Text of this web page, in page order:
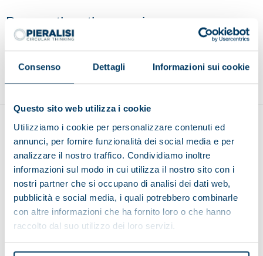
Consenso Dettagli Informazioni sui cookie
Questo sito web utilizza i cookie
Utilizziamo i cookie per personalizzare contenuti ed
annunci, per fornire funzionalità dei social media e per
analizzare il nostro traffico. Condividiamo inoltre
informazioni sul modo in cui utilizza il nostro sito con i
nostri partner che si occupano di analisi dei dati web,
pubblicità e social media, i quali potrebbero combinarle
con altre informazioni che ha fornito loro o che hanno
raccolto dal suo utilizzo dei loro servizi.
Browse the other services
Show on map